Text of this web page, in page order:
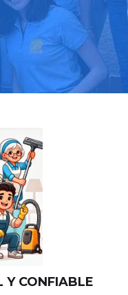
52 24
en nosotros
Y CONFIABLE